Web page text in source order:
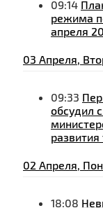
09:14
режима
апреля
03 Апреля,
09:33
обсудил
02 Апреля,
18:08